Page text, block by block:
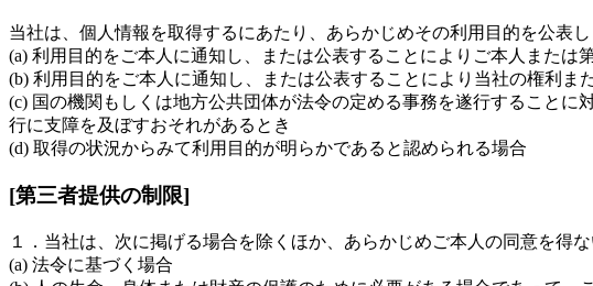
当社は、個人情報を取得するにあたり、あらかじめその利用目的を公表
(a) 利用目的をご本人に通知し、または公表することによりご本人また
(b) 利用目的をご本人に通知し、または公表することにより当社の権利ま
(c) 国の機関もしくは地方公共団体が法令の定める事務を遂行すること
行に支障を及ぼすおそれがあるとき
(d) 取得の状況からみて利用目的が明らかであると認められる場合
[第三者提供の制限]
１．当社は、次に掲げる場合を除くほか、あらかじめご本人の同意を得
(a) 法令に基づく場合